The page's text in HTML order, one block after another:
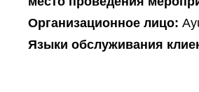
Организационное лицо:
Языки обслуживания